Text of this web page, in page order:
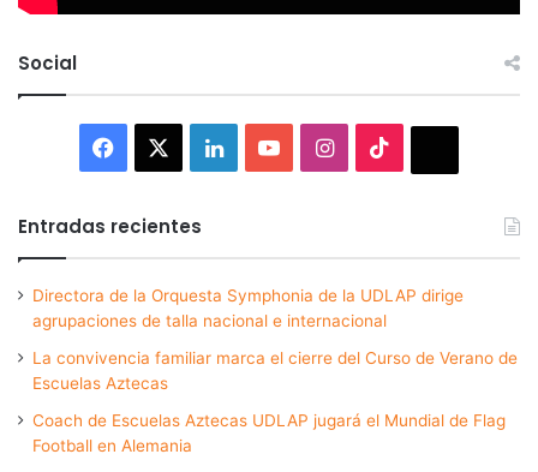
Social
Facebook LinkedInYouTubeInstagram
Entradas recientes
Directora de la Orquesta Symphonia de la UDLAP dirige
agrupaciones de talla nacional e internacional
La convivencia familiar marca el cierre del Curso de Verano de
Escuelas Aztecas
Coach de Escuelas Aztecas UDLAP jugará el Mundial de Flag
Football en Alemania